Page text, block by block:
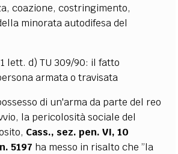
coazione, costringimento,
minorata autodifesa del
lett. d) TU 309/90: il fatto
armata o travisata
di un'arma da parte del reo
la pericolosità sociale del
Cass., sez. pen. VI, 10
5197 ha messo in risalto che ”la